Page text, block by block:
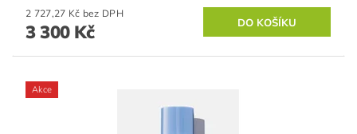
2 727,27 Kč bez DPH
3 300 Kč
Akce